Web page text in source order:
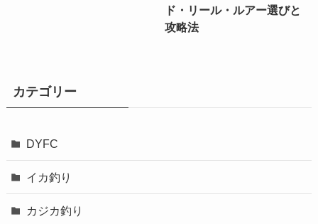
ド・リール・ルアー選びと
攻略法
カテゴリー
DYFC
イカ釣り
カジカ釣り